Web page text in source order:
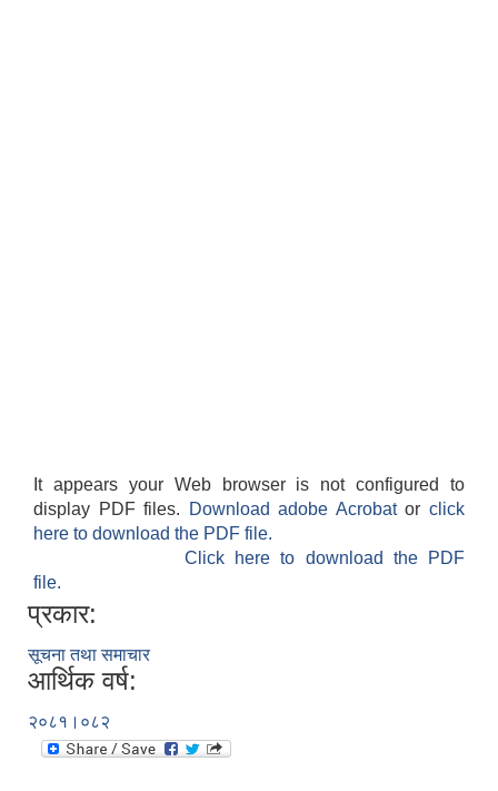
It appears your Web browser is not configured to
display PDF files.
Download adobe Acrobatorclick
here to download the PDF file.
Click here to download the PDF
file.
प्रकार:
सूचना तथा समाचार
आर्थिक वर्ष:
२०८१।०८२